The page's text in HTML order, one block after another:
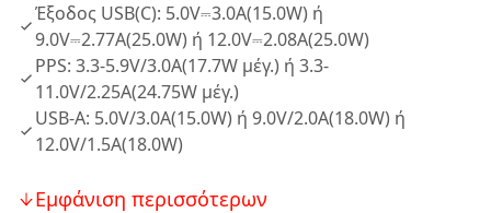
Έξοδος USB(C): 5.0V⎓3.0A(15.0W) ή
9.0V⎓2.77A(25.0W) ή 12.0V⎓2.08A(25.0W)
PPS: 3.3-5.9V/3.0A(17.7W μέγ.) ή 3.3-
11.0V/2.25A(24.75W μέγ.)
USB-A: 5.0V/3.0A(15.0W) ή 9.0V/2.0A(18.0W) ή
12.0V/1.5A(18.0W)
Εμφάνιση περισσότερων